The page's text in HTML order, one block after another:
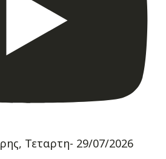
Τεταρτη- 29/07/2026